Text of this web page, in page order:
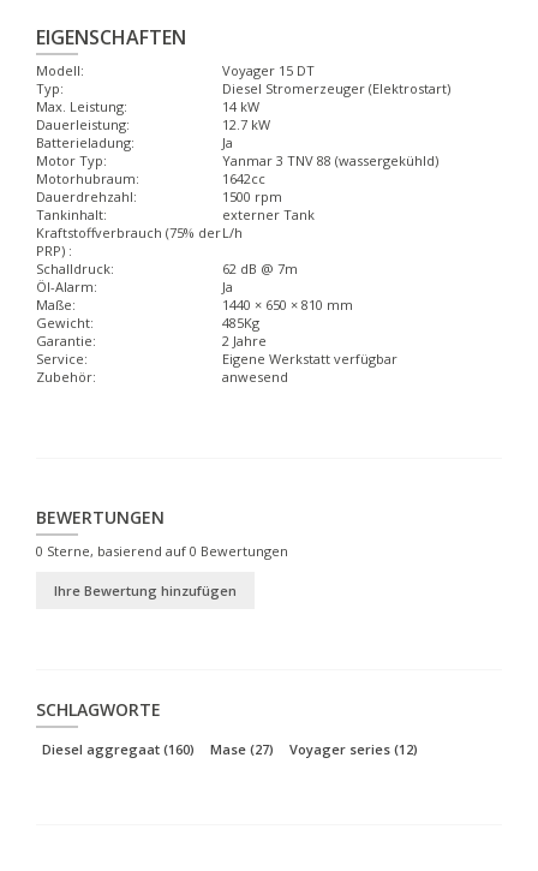
EIGENSCHAFTEN
Modell:
Voyager 15 DT
Typ:
Diesel Stromerzeuger (Elektrostart)
Max. Leistung:
14 kW
Dauerleistung:
12.7 kW
Batterieladung:
Ja
Motor Typ:
Yanmar 3 TNV 88 (wassergekühld)
Motorhubraum:
1642cc
Dauerdrehzahl:
1500 rpm
Tankinhalt:
externer Tank
Kraftstoffverbrauch (75% der
PRP) :
L/h
Schalldruck:
62 dB @ 7m
Öl-Alarm:
Ja
Maße:
1440 × 650 × 810 mm
Gewicht:
485Kg
Garantie:
2 Jahre
Service:
Eigene Werkstatt verfügbar
Zubehör:
anwesend
BEWERTUNGEN
0 Sterne, basierend auf 0 Bewertungen
Ihre Bewertung hinzufügen
SCHLAGWORTE
Diesel aggregaat (160) Mase (27) Voyager series (12)